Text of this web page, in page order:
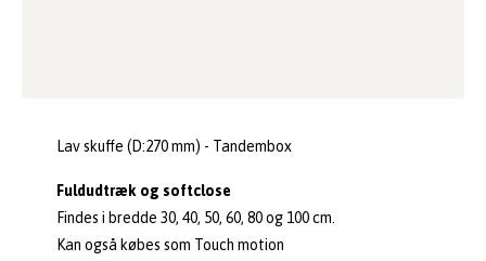
Lav skuffe (D:270 mm) - Tandembox
Fuldudtræk og softclose
Findes i bredde 30, 40, 50, 60, 80 og 100 cm.
Kan også købes som Touch motion